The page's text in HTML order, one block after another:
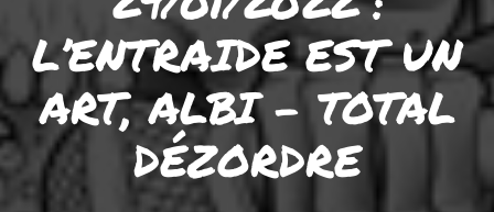
L’ENTRAIDE EST UN
ART, ALBI – TOTAL
DÉZORDRE